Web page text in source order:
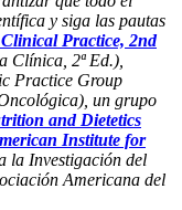
y siga las pautas
Practice, 2nd
Clínica, 2ª Ed.),
Practice Group
un grupo
and Dietetics
Institute for
la Investigación del
Americana del